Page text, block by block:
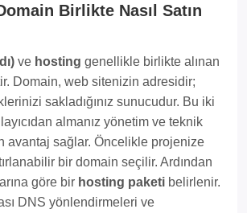
Birlikte Nasıl Satın
ve hosting genellikle birlikte alınan
Domain, web sitenizin adresidir;
sakladığınız sunucudur. Bu iki
almanız yönetim ve teknik
avantaj sağlar. Öncelikle projenize
bir domain seçilir. Ardından
göre bir hosting paketi belirlenir.
DNS yönlendirmeleri ve